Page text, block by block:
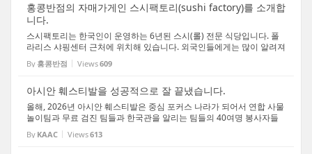
홍콩반점의 자매가게인 스시팩토리(sushi factory)를 소개합
니다.
스시팩토리는 한국인이 운영하는 6년된 스시(롤) 전문 식당입니다. 폴
라리스 샤핑센터 근처에 위치해 있습니다. 외국인들에게는 많이 알려져
있지만 한국분들에게는 생소한 것 같아서 소개를 드리고자 합니다. 우
선 스시팩토리는 넓지만 코지한 분위기이고, 접...
By 홍콩반점 Views609
아시안 훼스티발을 성공적으로 잘 끝냈습니다.
올해, 2026년 아시안 훼스티발은 중심 포커스 나라가 되어서 연합 사물
놀이팀과 무료 검진 팀들과 한국관을 알리는 팀들의 40여명 봉사자들
이 매주 모여서 기획하고 연습도하고 준비를 하였습니다. 특별히 봉사
를 하려고 거리가 멀어서 아예 호텔에서 숙식하신...
By KAAC Views613